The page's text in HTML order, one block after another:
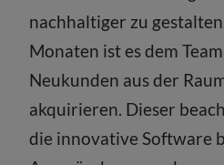
nachhaltiger zu
Monaten ist es dem
Neukunden aus der
akquirieren. Dieser
die innovative Software